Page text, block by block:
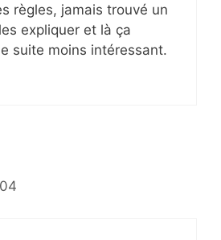
règles, jamais trouvé un
expliquer et là ça
suite moins intéressant.